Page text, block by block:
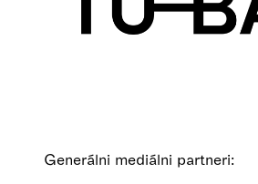
Generálni mediálni partneri: